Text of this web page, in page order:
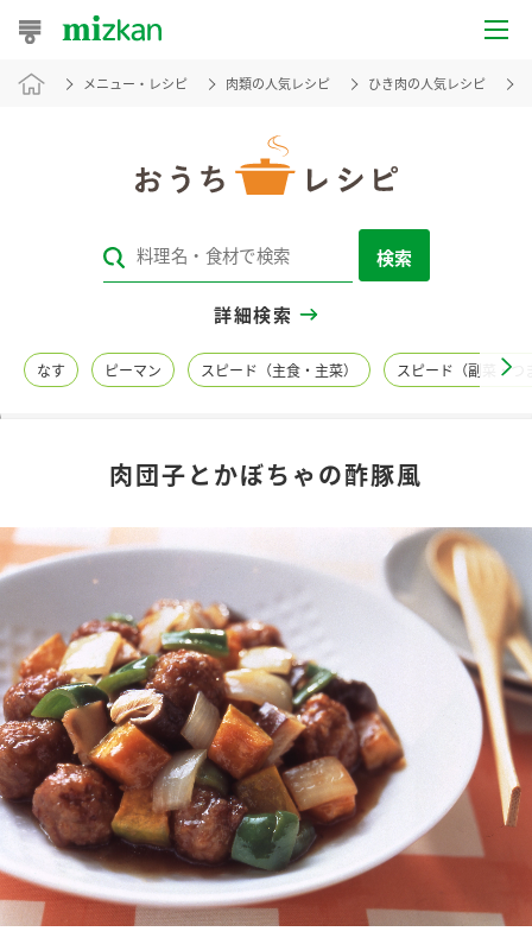
おうちレシピ
レシピカテゴリ一覧
レシピ名特集
商品情報
商品カテゴリ
酢
お酢ドリンク ぽん酢
みりん風・料理酒 鍋用調味料
つゆ
新商品一覧
キャンペーン情報
ブランド・スペシャルサイト
ブランド・スペシャルサイト トップ
商品ブランドサイト
Fibee（ファイビー）
くらしプラ酢
企業情報
国内事業概要
メニュー・レシピ 肉類の人気レシピ ひき肉の人気レシピ
検索
詳細検索
なす ピーマン スピード（主食・主菜） スピード（副菜・つ
肉団子とかぼちゃの酢豚風